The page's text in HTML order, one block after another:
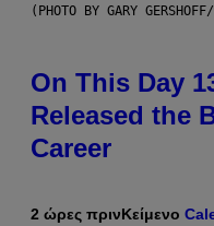
(PHOTO BY GARY
On This Day
Released the
Career
2 ώρες πρινΚείμενο